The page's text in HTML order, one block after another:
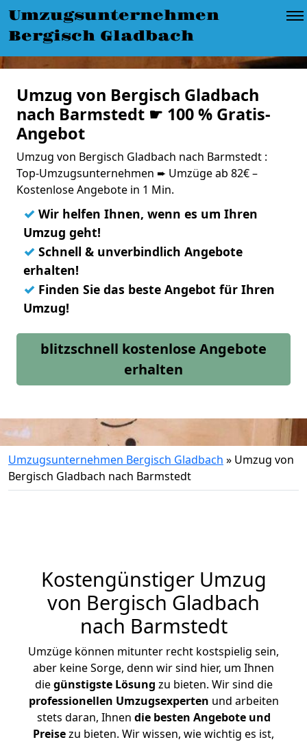
Umzugsunternehmen
Bergisch Gladbach
Umzug von Bergisch Gladbach
nach Barmstedt ☛ 100 % Gratis-
Angebot
Umzug von Bergisch Gladbach nach Barmstedt :
Top-Umzugsunternehmen ➨ Umzüge ab 82€ –
Kostenlose Angebote in 1 Min.
✓ Wir helfen Ihnen, wenn es um Ihren
Umzug geht!
✓ Schnell & unverbindlich Angebote
erhalten!
✓ Finden Sie das beste Angebot für Ihren
Umzug!
blitzschnell kostenlose Angebote
erhalten
Umzugsunternehmen Bergisch Gladbach » Umzug von
Bergisch Gladbach nach Barmstedt
Kostengünstiger Umzug
von Bergisch Gladbach
nach Barmstedt
Umzüge können mitunter recht kostspielig sein,
aber keine Sorge, denn wir sind hier, um Ihnen
diegünstigste Lösung zu bieten. Wir sind die
professionellen Umzugsexperten und arbeiten
stets daran, Ihnen die besten Angebote und
Preisezu bieten. Wir wissen, wie wichtig es ist,